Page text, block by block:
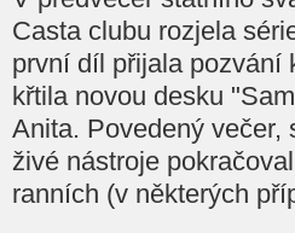
Casta clubu rozjela
první díl přijala pozvání
křtila novou desku
Anita. Povedený večer,
živé nástroje
ranních (v některých